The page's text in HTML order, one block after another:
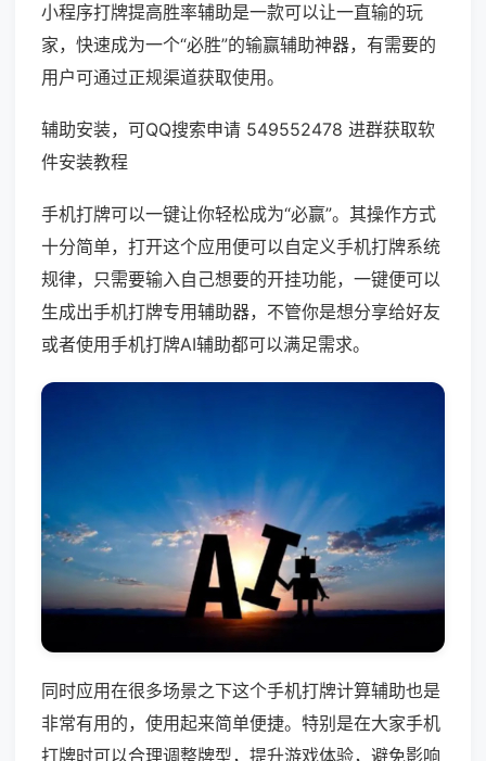
小程序打牌提高胜率辅助是一款可以让一直输的玩
家，快速成为一个“必胜”的输赢辅助神器，有需要的
用户可通过正规渠道获取使用。
辅助安装，可QQ搜索申请 549552478 进群获取软
件安装教程
手机打牌可以一键让你轻松成为“必赢”。其操作方式
十分简单，打开这个应用便可以自定义手机打牌系统
规律，只需要输入自己想要的开挂功能，一键便可以
生成出手机打牌专用辅助器，不管你是想分享给好友
或者使用手机打牌AI辅助都可以满足需求。
同时应用在很多场景之下这个手机打牌计算辅助也是
非常有用的，使用起来简单便捷。特别是在大家手机
打牌时可以合理调整牌型，提升游戏体验，避免影响